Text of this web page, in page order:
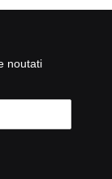
noutati